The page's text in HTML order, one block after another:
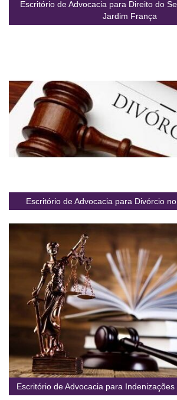
Escritório de Advocacia para Direito do
Jardim França
Escritório de Advocacia para Divórcio
Escritório de Advocacia para